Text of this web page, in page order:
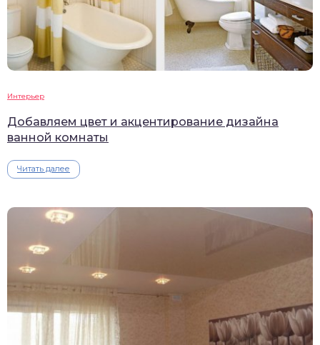
Интерьер
Добавляем цвет и акцентирование дизайна
ванной комнаты
Читать далее